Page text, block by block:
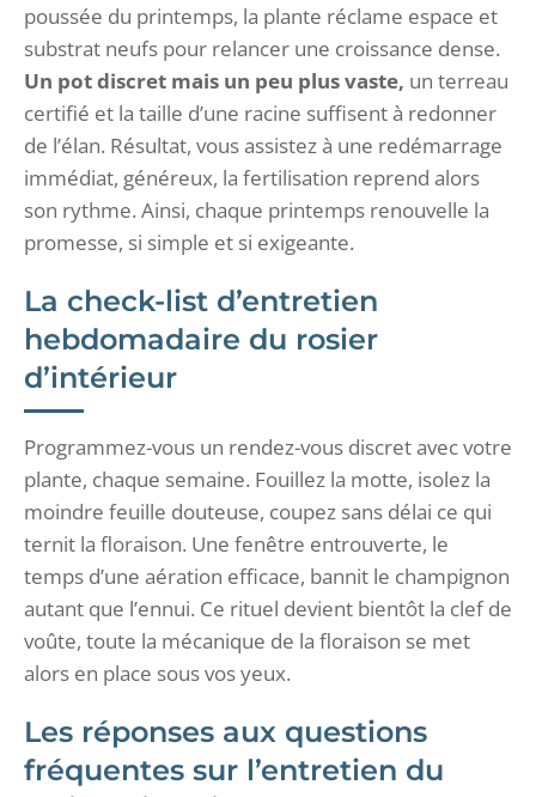
poussée du printemps, la plante réclame espace et
substrat neufs pour relancer une croissance dense.
Un pot discret mais un peu plus vaste, un terreau
certifié et la taille d’une racine suffisent à redonner
de l’élan. Résultat, vous assistez à une redémarrage
immédiat, généreux, la fertilisation reprend alors
son rythme. Ainsi, chaque printemps renouvelle la
promesse, si simple et si exigeante.
La check-list d’entretien
hebdomadaire du rosier
d’intérieur
Programmez-vous un rendez-vous discret avec votre
plante, chaque semaine. Fouillez la motte, isolez la
moindre feuille douteuse, coupez sans délai ce qui
ternit la floraison. Une fenêtre entrouverte, le
temps d’une aération efficace, bannit le champignon
autant que l’ennui. Ce rituel devient bientôt la clef de
voûte, toute la mécanique de la floraison se met
alors en place sous vos yeux.
Les réponses aux questions
fréquentes sur l’entretien du